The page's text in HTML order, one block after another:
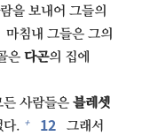
을 보내어 그들의
마침내 그들은 그의
은 다곤의 집에
든 사람들은 블레셋
다. + 12⁠
그래서